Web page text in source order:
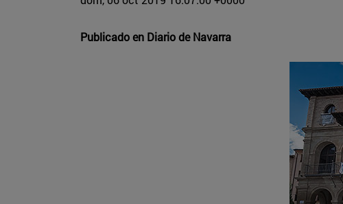
Publicado en Diario de Navarra